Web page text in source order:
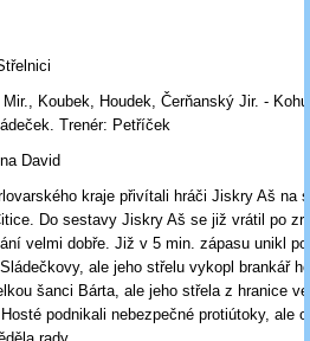
Koubek, Houdek, Čerňanský Jir. -
Trenér: Petříček
David
kraje přivítali hráči Jiskry Aš na
Do sestavy Jiskry Aš se již vrátil po
velmi dobře. Již v 5 min. zápasu unikl
ale jeho střelu vykopl brankář
šanci Bárta, ale jeho střela z hranice
podnikali nebezpečné protiútoky, ale